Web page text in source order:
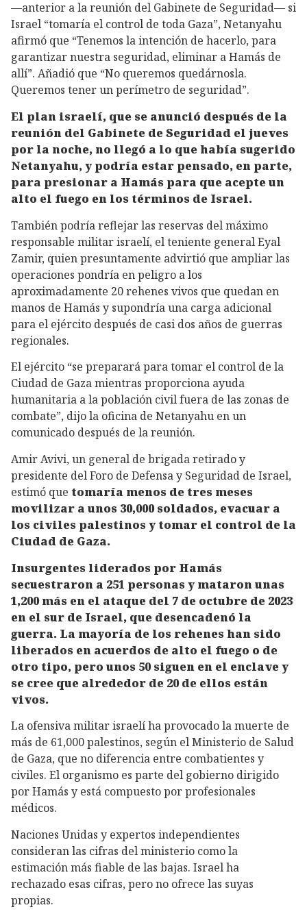
—anterior a la reunión del Gabinete de Seguridad— si
Israel “tomaría el control de toda Gaza”, Netanyahu
afirmó que “Tenemos la intención de hacerlo, para
garantizar nuestra seguridad, eliminar a Hamás de
allí”. Añadió que “No queremos quedárnosla.
Queremos tener un perímetro de seguridad”.
El plan israelí, que se anunció después de la
reunión del Gabinete de Seguridad el jueves
por la noche, no llegó a lo que había sugerido
Netanyahu, y podría estar pensado, en parte,
para presionar a Hamás para que acepte un
alto el fuego en los términos de Israel.
También podría reflejar las reservas del máximo
responsable militar israelí, el teniente general Eyal
Zamir, quien presuntamente advirtió que ampliar las
operaciones pondría en peligro a los
aproximadamente 20 rehenes vivos que quedan en
manos de Hamás y supondría una carga adicional
para el ejército después de casi dos años de guerras
regionales.
El ejército “se preparará para tomar el control de la
Ciudad de Gaza mientras proporciona ayuda
humanitaria a la población civil fuera de las zonas de
combate”, dijo la oficina de Netanyahu en un
comunicado después de la reunión.
Amir Avivi, un general de brigada retirado y
presidente del Foro de Defensa y Seguridad de Israel,
estimó que tomaría menos de tres meses
movilizar a unos 30,000 soldados, evacuar a
los civiles palestinos y tomar el control de la
Ciudad de Gaza.
Insurgentes liderados por Hamás
secuestraron a 251 personas y mataron unas
1,200 más en el ataque del 7 de octubre de 2023
en el sur de Israel, que desencadenó la
guerra. La mayoría de los rehenes han sido
liberados en acuerdos de alto el fuego o de
otro tipo, pero unos 50 siguen en el enclave y
se cree que alrededor de 20 de ellos están
vivos.
La ofensiva militar israelí ha provocado la muerte de
más de 61,000 palestinos, según el Ministerio de Salud
de Gaza, que no diferencia entre combatientes y
civiles. El organismo es parte del gobierno dirigido
por Hamás y está compuesto por profesionales
médicos.
Naciones Unidas y expertos independientes
consideran las cifras del ministerio como la
estimación más fiable de las bajas. Israel ha
rechazado esas cifras, pero no ofrece las suyas
propias.